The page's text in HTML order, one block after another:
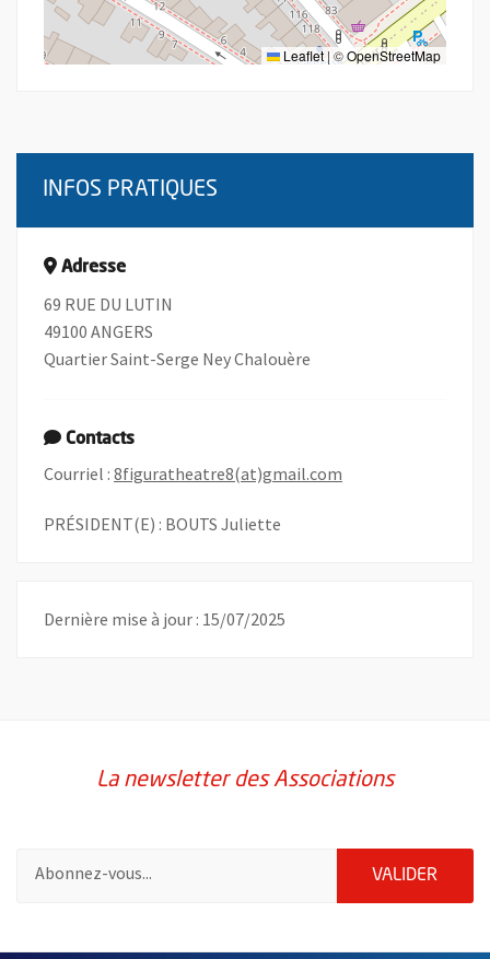
Leaflet |©OpenStreetMap
INFOS PRATIQUES
Adresse
69 RUE DU LUTIN
49100 ANGERS
Quartier Saint-Serge Ney Chalouère
Contacts
Courriel : 8figuratheatre8(at)gmail.com
PRÉSIDENT(E) : BOUTS Juliette
Dernière mise à jour : 15/07/2025
La newsletter des Associations
VALIDER